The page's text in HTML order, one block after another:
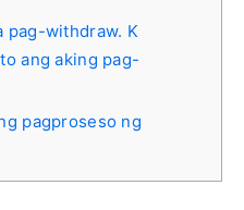
pag-withdraw. K
ang aking pag-
pagproseso ng